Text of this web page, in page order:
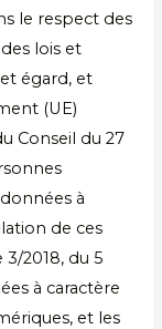
le respect des
lois et
égard, et
(UE)
Conseil du 27
à
de ces
2018, du 5
à caractère
et les